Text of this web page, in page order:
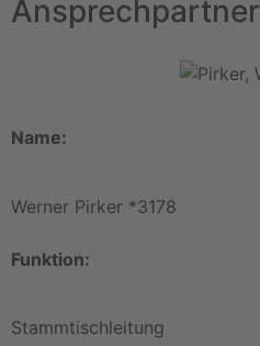
Ansprechpartner
Name:
Werner Pirker *3178
Funktion:
Stammtischleitung